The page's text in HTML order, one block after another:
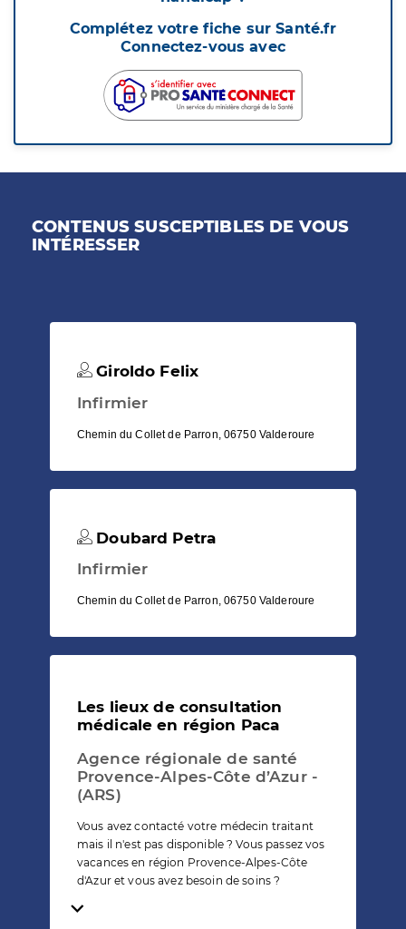
Complétez votre fiche sur Santé.fr
Connectez-vous avec
CONTENUS SUSCEPTIBLES DE VOUS
INTÉRESSER
Giroldo Felix
Infirmier
Chemin du Collet de Parron, 06750 Valderoure
Doubard Petra
Infirmier
Chemin du Collet de Parron, 06750 Valderoure
Les lieux de consultation
médicale en région Paca
Agence régionale de santé
Provence-Alpes-Côte d’Azur -
(ARS)
Vous avez contacté votre médecin traitant
mais il n'est pas disponible ? Vous passez vos
vacances en région Provence-Alpes-Côte
d'Azur et vous avez besoin de soins ?
Temps de lecture